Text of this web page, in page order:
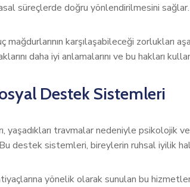
süreçlerde doğru yönlendirilmesini sağlar.
mağdurlarının karşılaşabileceği zorlukları
daha iyi anlamalarını ve bu hakları
Destek Sistemleri
yaşadıkları travmalar nedeniyle psikolojik
Bu destek sistemleri, bireylerin ruhsal iyilik
yönelik olarak sunulan bu hizmetler